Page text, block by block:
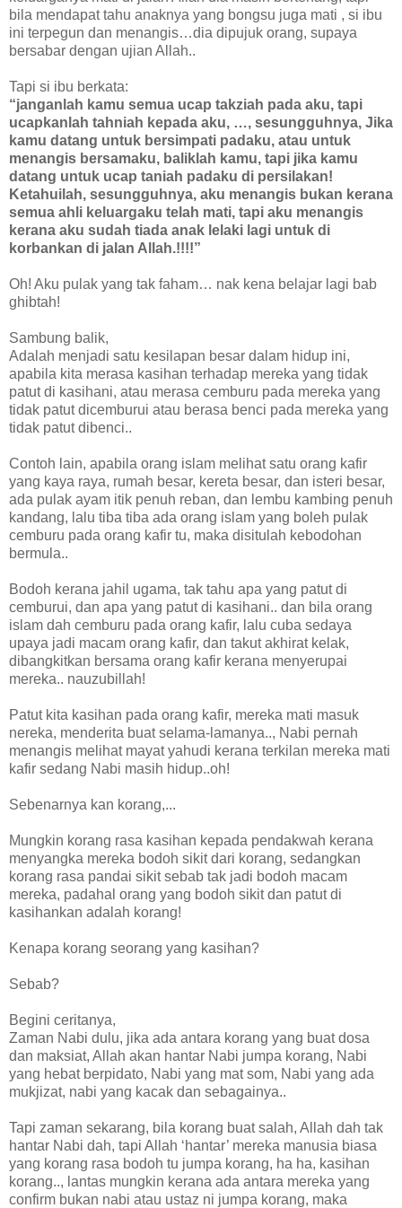
bila mendapat tahu anaknya yang bongsu juga mati , si ibu
ini terpegun dan menangis…dia dipujuk orang, supaya
bersabar dengan ujian Allah..
Tapi si ibu berkata:
“janganlah kamu semua ucap takziah pada aku, tapi
ucapkanlah tahniah kepada aku, …, sesungguhnya, Jika
kamu datang untuk bersimpati padaku, atau untuk
menangis bersamaku, baliklah kamu, tapi jika kamu
datang untuk ucap taniah padaku di persilakan!
Ketahuilah, sesungguhnya, aku menangis bukan kerana
semua ahli keluargaku telah mati, tapi aku menangis
kerana aku sudah tiada anak lelaki lagi untuk di
korbankan di jalan Allah.!!!!”
Oh! Aku pulak yang tak faham… nak kena belajar lagi bab
ghibtah!
Sambung balik,
Adalah menjadi satu kesilapan besar dalam hidup ini,
apabila kita merasa kasihan terhadap mereka yang tidak
patut di kasihani, atau merasa cemburu pada mereka yang
tidak patut dicemburui atau berasa benci pada mereka yang
tidak patut dibenci..
Contoh lain, apabila orang islam melihat satu orang kafir
yang kaya raya, rumah besar, kereta besar, dan isteri besar,
ada pulak ayam itik penuh reban, dan lembu kambing penuh
kandang, lalu tiba tiba ada orang islam yang boleh pulak
cemburu pada orang kafir tu, maka disitulah kebodohan
bermula..
Bodoh kerana jahil ugama, tak tahu apa yang patut di
cemburui, dan apa yang patut di kasihani.. dan bila orang
islam dah cemburu pada orang kafir, lalu cuba sedaya
upaya jadi macam orang kafir, dan takut akhirat kelak,
dibangkitkan bersama orang kafir kerana menyerupai
mereka.. nauzubillah!
Patut kita kasihan pada orang kafir, mereka mati masuk
nereka, menderita buat selama-lamanya.., Nabi pernah
menangis melihat mayat yahudi kerana terkilan mereka mati
kafir sedang Nabi masih hidup..oh!
Sebenarnya kan korang,...
Mungkin korang rasa kasihan kepada pendakwah kerana
menyangka mereka bodoh sikit dari korang, sedangkan
korang rasa pandai sikit sebab tak jadi bodoh macam
mereka, padahal orang yang bodoh sikit dan patut di
kasihankan adalah korang!
Kenapa korang seorang yang kasihan?
Sebab?
Begini ceritanya,
Zaman Nabi dulu, jika ada antara korang yang buat dosa
dan maksiat, Allah akan hantar Nabi jumpa korang, Nabi
yang hebat berpidato, Nabi yang mat som, Nabi yang ada
mukjizat, nabi yang kacak dan sebagainya..
Tapi zaman sekarang, bila korang buat salah, Allah dah tak
hantar Nabi dah, tapi Allah ‘hantar’ mereka manusia biasa
yang korang rasa bodoh tu jumpa korang, ha ha, kasihan
korang.., lantas mungkin kerana ada antara mereka yang
confirm bukan nabi atau ustaz ni jumpa korang, maka